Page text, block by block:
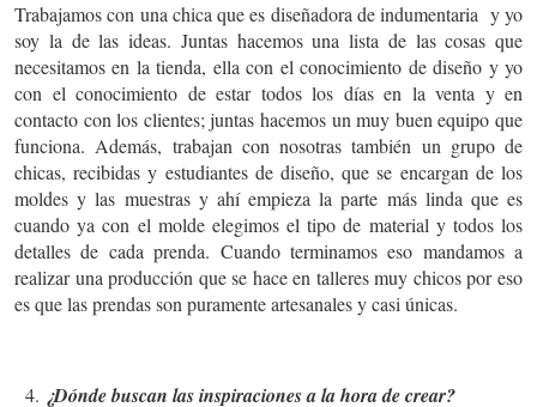
Trabajamos con una chica que es diseñadora de indumentaria y yo
soy la de las ideas. Juntas hacemos una lista de las cosas que
necesitamos en la tienda, ella con el conocimiento de diseño y yo
con el conocimiento de estar todos los días en la venta y en
contacto con los clientes; juntas hacemos un muy buen equipo que
funciona. Además, trabajan con nosotras también un grupo de
chicas, recibidas y estudiantes de diseño, que se encargan de los
moldes y las muestras y ahí empieza la parte más linda que es
cuando ya con el molde elegimos el tipo de material y todos los
detalles de cada prenda. Cuando terminamos eso mandamos a
realizar una producción que se hace en talleres muy chicos por eso
es que las prendas son puramente artesanales y casi únicas.
¿Dónde buscan las inspiraciones a la hora de crear?